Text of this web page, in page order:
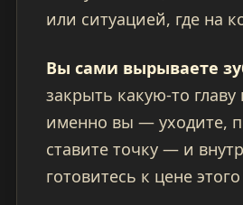
или ситуацией, где на
Вы сами вырываете
закрыть какую-то
именно вы — уходите,
ставите точку — и
готовитесь к цене